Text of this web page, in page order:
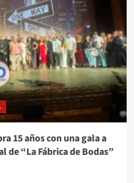
15 años con una gala a
de “La Fábrica de Bodas”